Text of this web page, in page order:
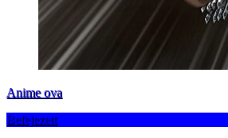
Anime ova
Befejezett